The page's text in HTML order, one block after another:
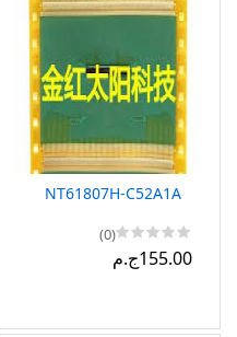
NT61807H-C52A1A
(0)
155.00ج.م